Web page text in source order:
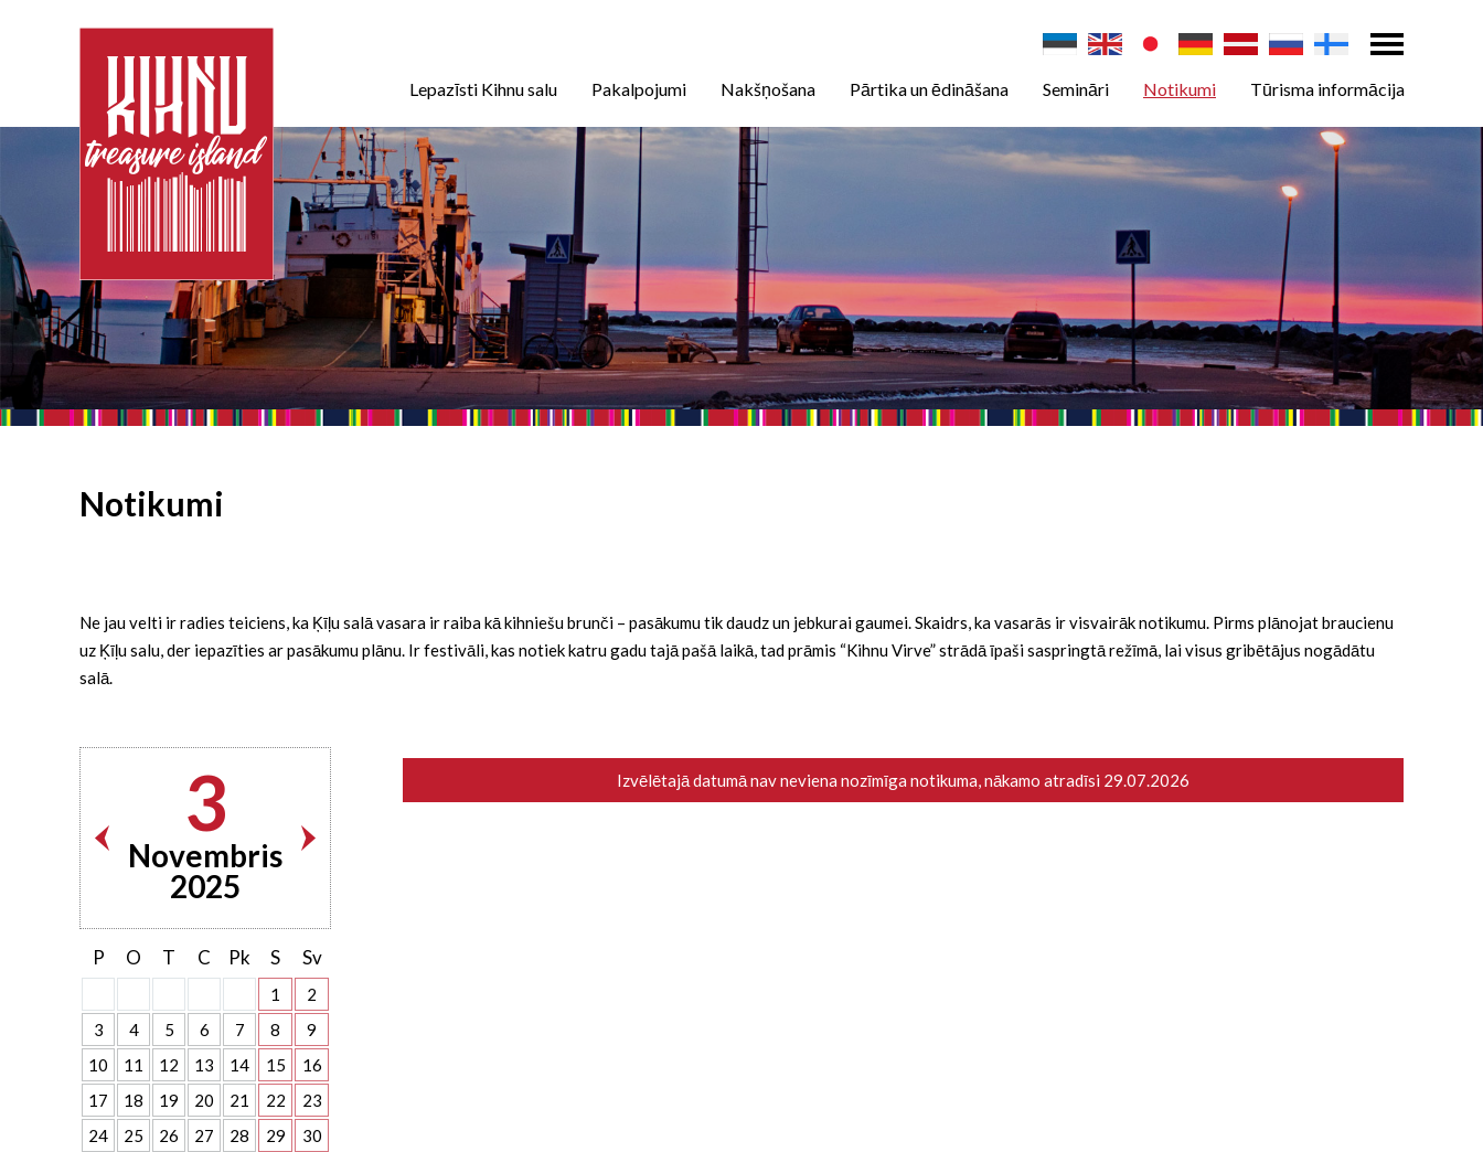
Lepazīsti Kihnu salu Pakalpojumi Nakšņošana Pārtika un ēdināšana Semināri Notikumi Tūrisma informācija
Notikumi
Ne jau velti ir radies teiciens, ka Ķīļu salā vasara ir raiba kā kihniešu brunči – pasākumu tik daudz un jebkurai gaumei. Skaidrs, ka vasarās ir visvairāk notikumu. Pirms plānojat braucienu
uz Ķīļu salu, der iepazīties ar pasākumu plānu. Ir festivāli, kas notiek katru gadu tajā pašā laikā, tad prāmis “Kihnu Virve” strādā īpaši saspringtā režīmā, lai visus gribētājus nogādātu
salā.
3
Novembris
2025
P O T C Pk S Sv
1
2
3
4 5 6 7 8
9
10
11 12 13 14 15
16
17
18 19 20 21 22
23
24
25 26 27 28 29 30
Izvēlētajā datumā nav neviena nozīmīga notikuma, nākamo atradīsi 29.07.2026